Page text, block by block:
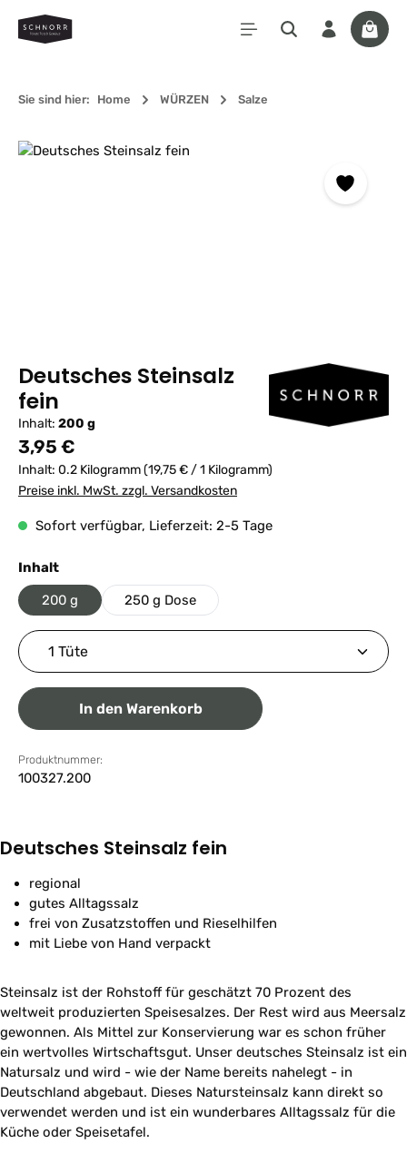
Zum Hauptinhalt springen
Sie sind hier: Home WÜRZEN Salze
Bildergalerie überspringen
Deutsches Steinsalz
fein
Inhalt: 200 g
Regulärer Preis:
3,95 €
Inhalt: 0.2 Kilogramm(19,75 € / 1 Kilogramm)
Preise inkl. MwSt. zzgl. Versandkosten
Sofort verfügbar, Lieferzeit: 2-5 Tage
Inhaltauswählen
200 g 250 g Dose
Produkt Anzahl: Gib den gewünschten Wert ein
In den Warenkorb
Produktnummer:
100327.200
Deutsches Steinsalz fein
regional
gutes Alltagssalz
frei von Zusatzstoffen und Rieselhilfen
mit Liebe von Hand verpackt
Steinsalz ist der Rohstoff für geschätzt 70 Prozent des
weltweit produzierten Speisesalzes. Der Rest wird aus Meersalz
gewonnen. Als Mittel zur Konservierung war es schon früher
ein wertvolles Wirtschaftsgut. Unser deutsches Steinsalz ist ein
Natursalz und wird - wie der Name bereits nahelegt - in
Deutschland abgebaut. Dieses Natursteinsalz kann direkt so
verwendet werden und ist ein wunderbares Alltagssalz für die
Küche oder Speisetafel.